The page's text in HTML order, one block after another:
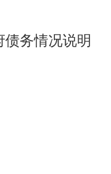
债务情况说明